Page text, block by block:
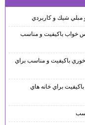
شيك و كاربردي
خواب باكيفيت و مناسب
باكيفيت و مناسب براي
براي خانه هاي